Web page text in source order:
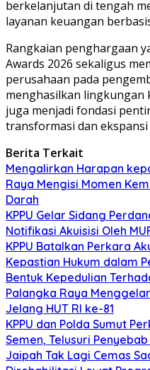
berkelanjutan di tengah
layanan keuangan
Rangkaian penghargaan
Awards 2026 sekaligus
perusahaan pada
menghasilkan lingkungan
juga menjadi fondasi
transformasi dan
Berita Terkait
Mengalirkan Harapan
Raya Mengisi Momen
Darah
KPPU Gelar Sidang
Notifikasi Akuisisi Oleh
KPPU Batalkan Perkara
Kepastian Hukum dalam
Bentuk Kepedulian
Palangka Raya
Jelang HUT RI ke-81
KPPU dan Polda Sumut
Semen, Telusuri
Jaipah Tak Lagi Cemas